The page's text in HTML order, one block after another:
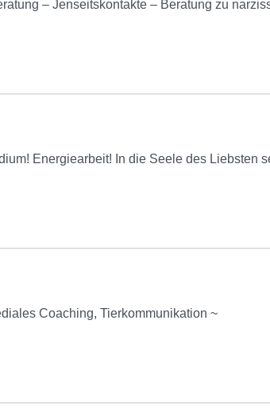
– Jenseitskontakte – Beratung zu
Energiearbeit! In die Seele des Liebsten
Coaching, Tierkommunikation ~